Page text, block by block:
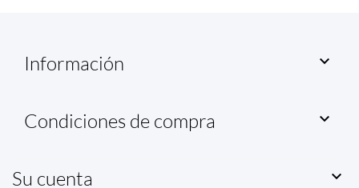
Información 
Condiciones de compra 
Su cuenta 